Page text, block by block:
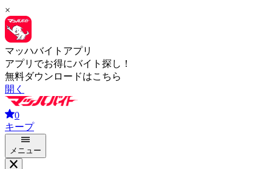
×
マッハバイトアプリ
アプリでお得にバイト探し！
無料ダウンロードはこちら
開く
0
キープ
メニュー